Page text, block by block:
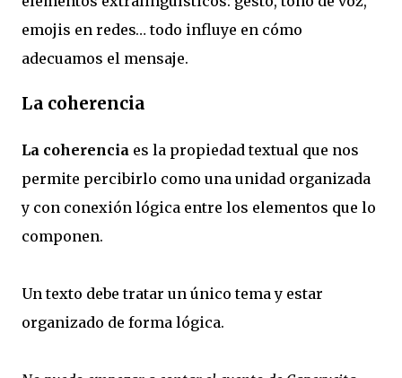
emojis en redes… todo influye en cómo
adecuamos el mensaje.
La coherencia
La coherencia es la propiedad textual que nos
permite percibirlo como una unidad organizada
y con conexión lógica entre los elementos que lo
componen.
Un texto debe tratar un único tema y estar
organizado de forma lógica.